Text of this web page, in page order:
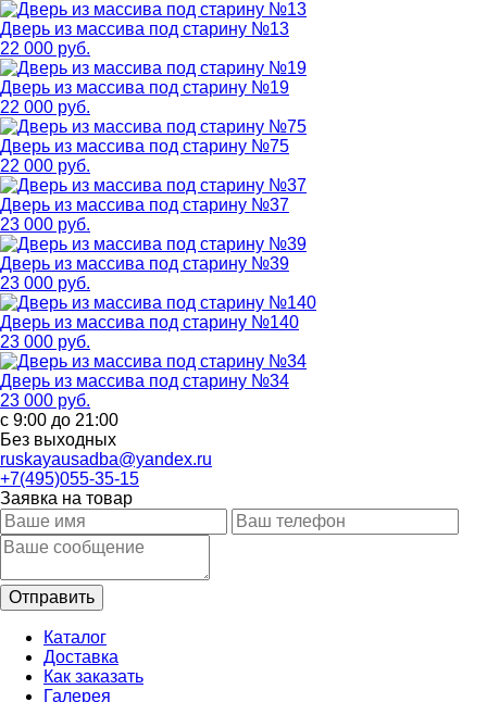
Дверь из массива под старину №13
22 000 руб.
Дверь из массива под старину №19
22 000 руб.
Дверь из массива под старину №75
22 000 руб.
Дверь из массива под старину №37
23 000 руб.
Дверь из массива под старину №39
23 000 руб.
Дверь из массива под старину №140
23 000 руб.
Дверь из массива под старину №34
23 000 руб.
с 9:00 до 21:00
Без выходных
ruskayausadba@yandex.ru
+7(495)055-35-15
Заявка на товар
Каталог
Доставка
Как заказать
Галерея